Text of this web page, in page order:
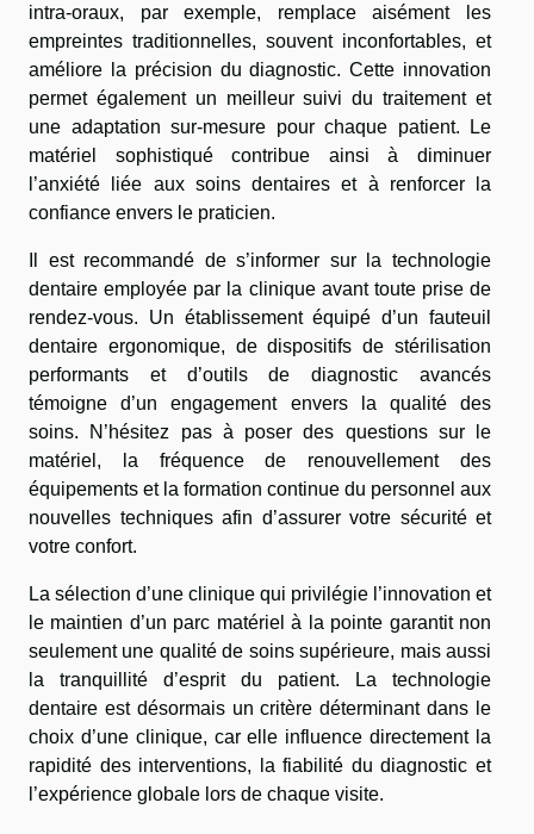
intra-oraux, par exemple, remplace aisément les
empreintes traditionnelles, souvent inconfortables, et
améliore la précision du diagnostic. Cette innovation
permet également un meilleur suivi du traitement et
une adaptation sur-mesure pour chaque patient. Le
matériel sophistiqué contribue ainsi à diminuer
l’anxiété liée aux soins dentaires et à renforcer la
confiance envers le praticien.
Il est recommandé de s’informer sur la technologie
dentaire employée par la clinique avant toute prise de
rendez-vous. Un établissement équipé d’un fauteuil
dentaire ergonomique, de dispositifs de stérilisation
performants et d’outils de diagnostic avancés
témoigne d’un engagement envers la qualité des
soins. N’hésitez pas à poser des questions sur le
matériel, la fréquence de renouvellement des
équipements et la formation continue du personnel aux
nouvelles techniques afin d’assurer votre sécurité et
votre confort.
La sélection d’une clinique qui privilégie l’innovation et
le maintien d’un parc matériel à la pointe garantit non
seulement une qualité de soins supérieure, mais aussi
la tranquillité d’esprit du patient. La technologie
dentaire est désormais un critère déterminant dans le
choix d’une clinique, car elle influence directement la
rapidité des interventions, la fiabilité du diagnostic et
l’expérience globale lors de chaque visite.